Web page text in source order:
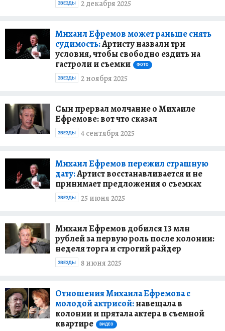
2 декабря 2025
ЗВЕЗДЫ
Михаил Ефремов может раньше снять
судимость:Артисту назвали три
условия, чтобы свободно ездить на
гастроли и съемки
ФОТО
2 ноября 2025
ЗВЕЗДЫ
Сын прервал молчание о Михаиле
Ефремове: вот что сказал
4 сентября 2025
ЗВЕЗДЫ
Михаил Ефремов пережил страшную
дату:Артист восстанавливается и не
принимает предложения о съемках
25 июня 2025
ЗВЕЗДЫ
Михаил Ефремов добился 13 млн
рублей за первую роль после колонии:
неделя торга и строгий райдер
8 июня 2025
ЗВЕЗДЫ
Отношения Михаила Ефремова с
молодой актрисой:навещала в
колонии и прятала актера в съемной
квартире
ВИДЕО